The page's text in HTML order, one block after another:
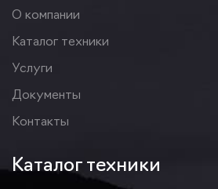
О компании
Каталог техники
Услуги
Документы
Контакты
Каталог техники